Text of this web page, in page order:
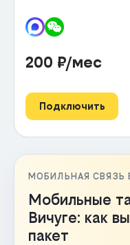
200 ₽/мес
Подключить
МОБИЛЬНАЯ СВЯЗЬ
Мобильные
Вичуге: как
пакет